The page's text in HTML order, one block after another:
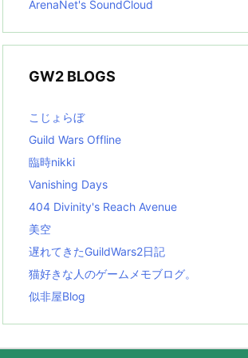
ArenaNet's SoundCloud
GW2 BLOGS
こじょらぼ
Guild Wars Offline
臨時nikki
Vanishing Days
404 Divinity's Reach Avenue
美空
遅れてきたGuildWars2日記
猫好きな人のゲームメモブログ。
似非屋Blog